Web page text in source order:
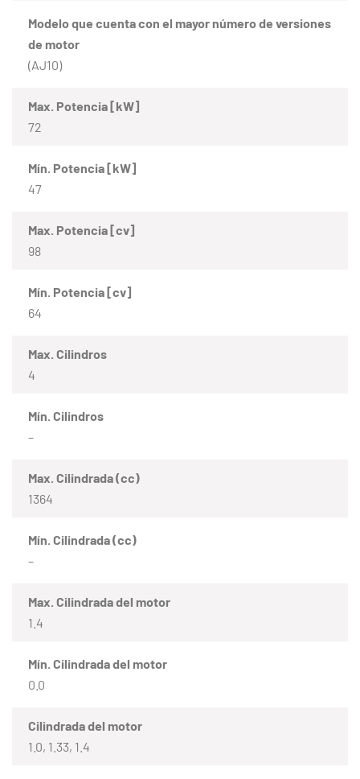
Modelo que cuenta con el mayor número de versiones
de motor
(AJ10)
Max. Potencia [kW]
72
Mín. Potencia [kW]
47
Max. Potencia [cv]
98
Mín. Potencia [cv]
64
Max. Cilindros
4
Mín. Cilindros
–
Max. Cilindrada (cc)
1364
Mín. Cilindrada (cc)
–
Max. Cilindrada del motor
1.4
Mín. Cilindrada del motor
0.0
Cilindrada del motor
1.0, 1.33, 1.4